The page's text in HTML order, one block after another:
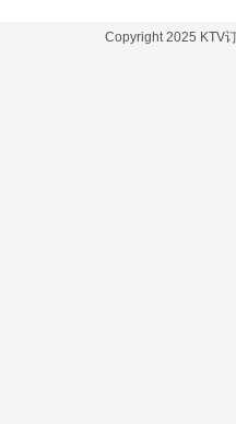
Copyright 2025 KTV